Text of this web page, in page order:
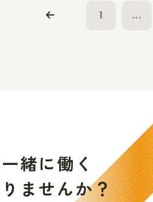
1 ...
一緒に働 く
り ませんか？